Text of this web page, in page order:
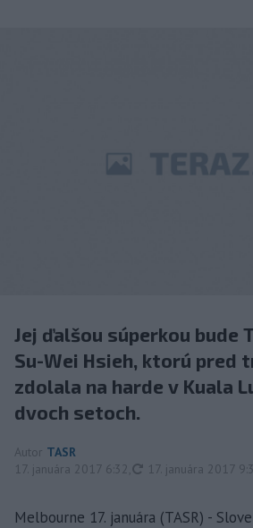
Jej ďalšou súperkou bude
Su-Wei Hsieh, ktorú pred
zdolala na harde v Kuala
dvoch setoch.
Autor TASR
17. januára 2017 6:32
aktualizované
17. januára 2017
Melbourne 17. januára (TASR) -